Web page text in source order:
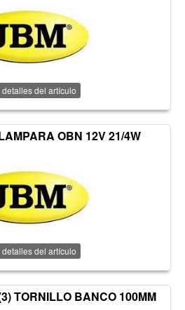
detalles del artículo
OBN 12V 21/4W
detalles del artículo
TORNILLO BANCO 100MM